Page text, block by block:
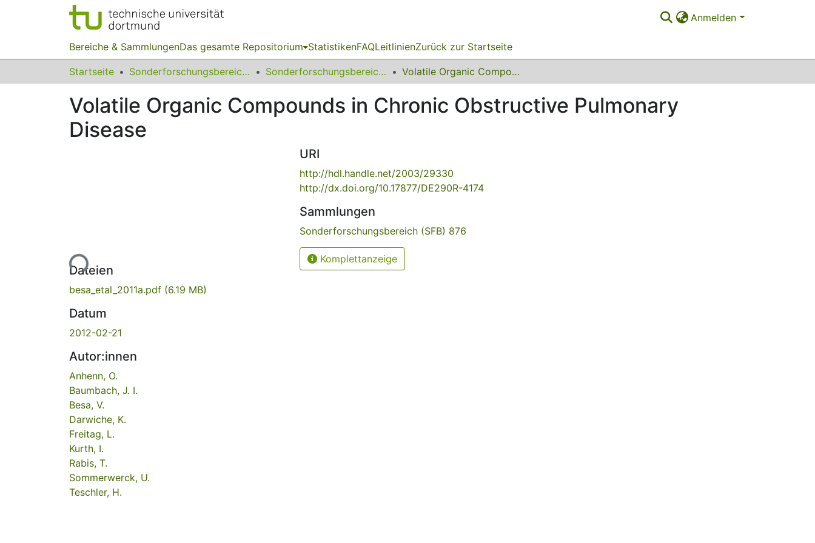
Anmelden
Bereiche & SammlungenDas gesamte Repositorium StatistikenFAQLeitlinienZurück zur Startseite
Startseite Sonderforschungsbereiche Sonderforschungsbereich (SFB) 876 Volatile Organic Compounds in Chronic Obstructive Pulmonary Disease
Volatile Organic Compounds in Chronic Obstructive Pulmonary
Disease
Lade...
Dateien
besa_etal_2011a.pdf (6.19 MB)
Datum
2012-02-21
Autor:innen
Anhenn, O.
Baumbach, J. I.
Besa, V.
Darwiche, K.
Freitag, L.
Kurth, I.
Rabis, T.
Sommerwerck, U.
Teschler, H.
URI
http://hdl.handle.net/2003/29330
http://dx.doi.org/10.17877/DE290R-4174
Sammlungen
Sonderforschungsbereich (SFB) 876
Komplettanzeige